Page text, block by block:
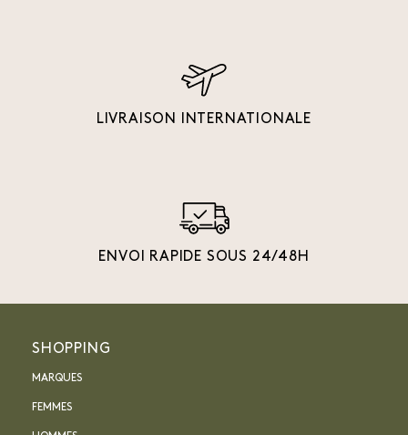
LIVRAISON INTERNATIONALE
ENVOI RAPIDE SOUS 24/48H
SHOPPING
MARQUES
FEMMES